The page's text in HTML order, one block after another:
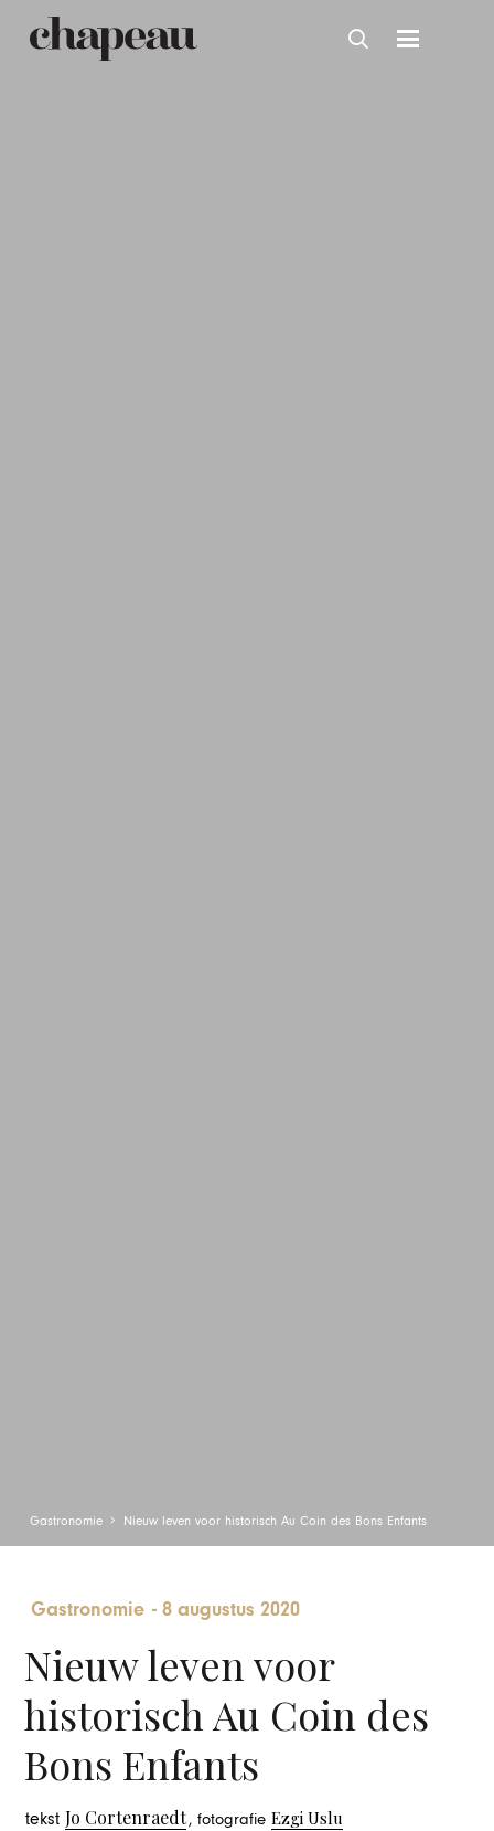
Gastronomie Nieuw leven voor historisch Au Coin des Bons Enfants
Gastronomie -8 augustus 2020
Nieuw leven voor
historisch Au Coin des
Bons Enfants
tekstJo Cortenraedt, fotografieEzgi Uslu